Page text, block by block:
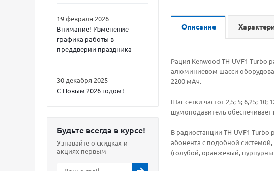
19 февраля 2026
Внимание! Изменение
графика работы в
преддверии праздника
30 декабря 2025
С Новым 2026 годом!
Будьте всегда в курсе!
Узнавайте о скидках и
акциях первым
Описание
Рация Kenwood TH-UVF1 Turbo
алюминиевом шасси
2200 мАч.
Шаг сетки частот 2,5; 5; 6,25;
шумоподавитель
В радиостанции TH-UVF1 Turbo
абонента с подобной
(голубой, оранжевый,